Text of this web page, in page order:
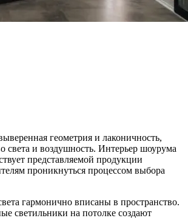
геометрия и лаконичность,
света и воздушность. Интерьер шоурума
представляемой продукции
проникнуться процессом выбора
гармонично вписаны в пространство.
светильники на потолке создают